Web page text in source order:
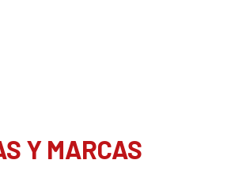
Y MARCAS